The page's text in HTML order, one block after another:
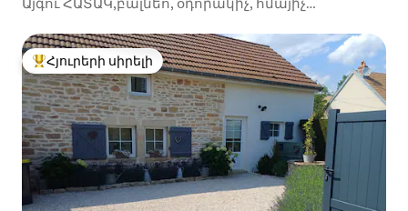
Հյուրերի սիրելի լավագույն տները
Հյուրերի սիրելի